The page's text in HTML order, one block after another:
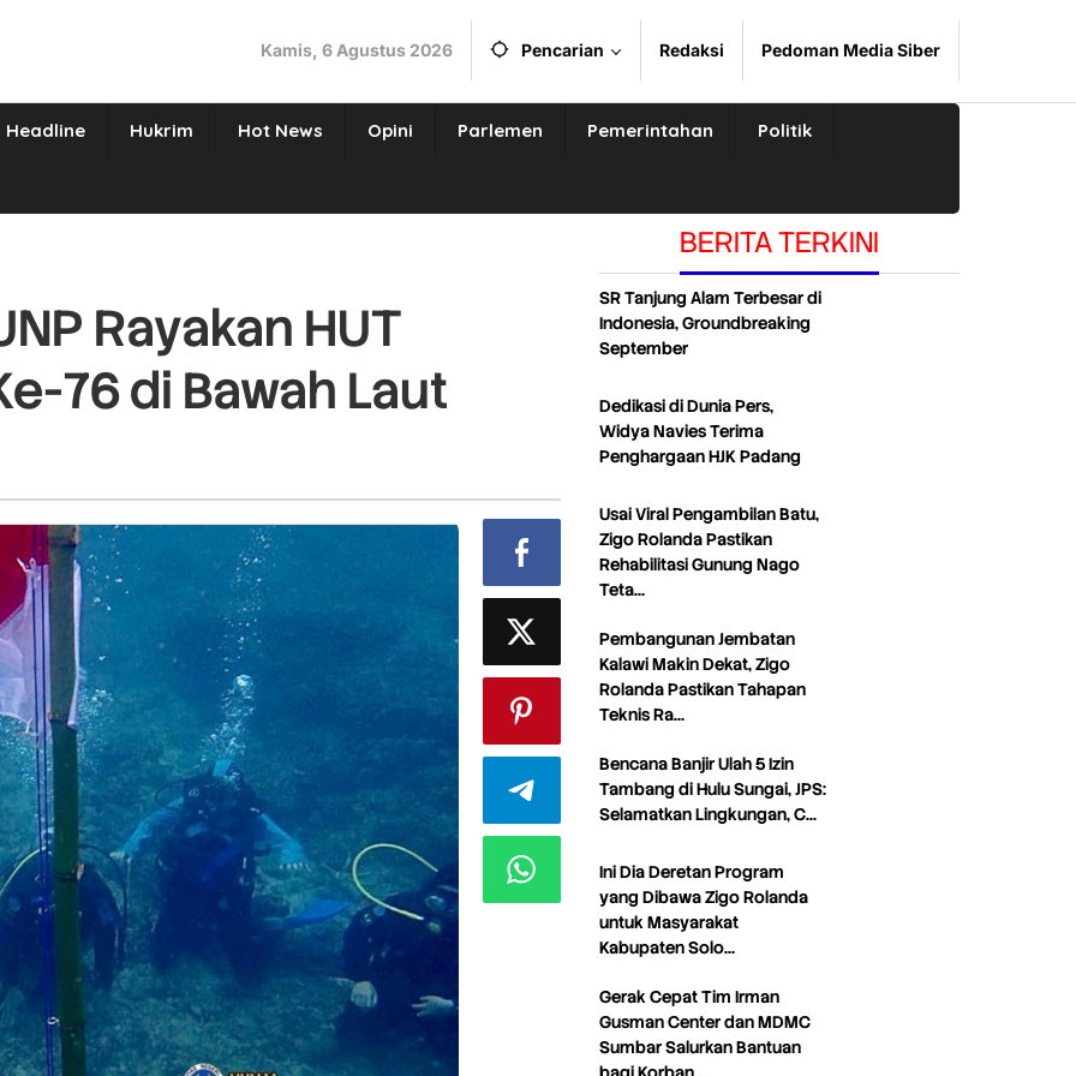
Kamis, 6 Agustus 2026 Pencarian Redaksi Pedoman Media Siber
Headline Hukrim Hot News Opini Parlemen Pemerintahan Politik
Rayakan HUT
76 di Bawah Laut
BERITA TERKINI
SR Tanjung Alam Terbesar di
Indonesia, Groundbreaking
September
Dedikasi di Dunia Pers,
Widya Navies Terima
Penghargaan HJK Padang
Usai Viral Pengambilan Batu,
Zigo Rolanda Pastikan
Rehabilitasi Gunung Nago
Teta…
Pembangunan Jembatan
Kalawi Makin Dekat, Zigo
Rolanda Pastikan Tahapan
Teknis Ra…
Bencana Banjir Ulah 5 Izin
Tambang di Hulu Sungai, JPS:
Selamatkan Lingkungan, C…
Ini Dia Deretan Program
yang Dibawa Zigo Rolanda
untuk Masyarakat
Kabupaten Solo…
Gerak Cepat Tim Irman
Gusman Center dan MDMC
Sumbar Salurkan Bantuan